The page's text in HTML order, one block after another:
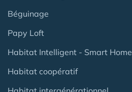
Béguinage
Papy Loft
Habitat Intelligent - Smart Home
Habitat coopératif